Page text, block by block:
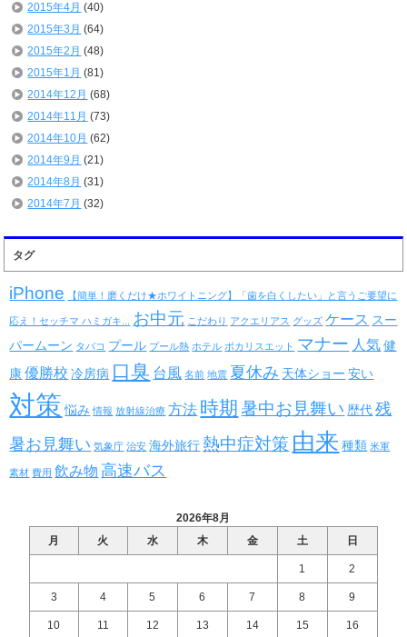
2015年4月 (40)
2015年3月 (64)
2015年2月 (48)
2015年1月 (81)
2014年12月 (68)
2014年11月 (73)
2014年10月 (62)
2014年9月 (21)
2014年8月 (31)
2014年7月 (32)
タグ
iPhone 【簡単！磨くだけ★ホワイトニング】「歯を白くしたい」と言うご要望に
応え！セッチマ ハミガキ... お中元 こだわり アクエリアス グッズ ケース スー
パームーン タバコ プール プール熱 ホテル ポカリスエット マナー 人気 健
康 優勝校 冷房病 口臭 台風 名前 地震 夏休み 天体ショー 安い
対策 悩み 情報 放射線治療 方法 時期 暑中お見舞い 歴代 残
暑お見舞い 気象庁 治安 海外旅行 熱中症対策 由来 種類 米軍
素材 費用 飲み物 高速バス
2026年8月
月
火 水 木 金 土 日
1 2
3 4 5 6 7 8 9
10 11 12 13 14 15 16